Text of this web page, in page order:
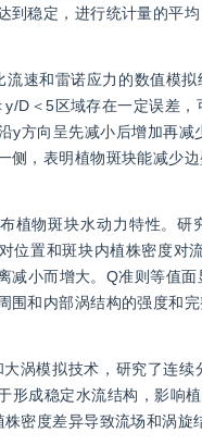
到稳定，进行统计量的平均
流速和雷诺应力的数值模
D＜5区域存在一定误差
y方向呈先减小后增加再
侧，表明植物斑块能减少
植物斑块水动力特性。
位置和斑块内植株密度对
减小而增大。Q准则等值
围和内部涡结构的强度和完
涡模拟技术，研究了连
形成稳定水流结构，影响
密度差异导致流场和涡旋